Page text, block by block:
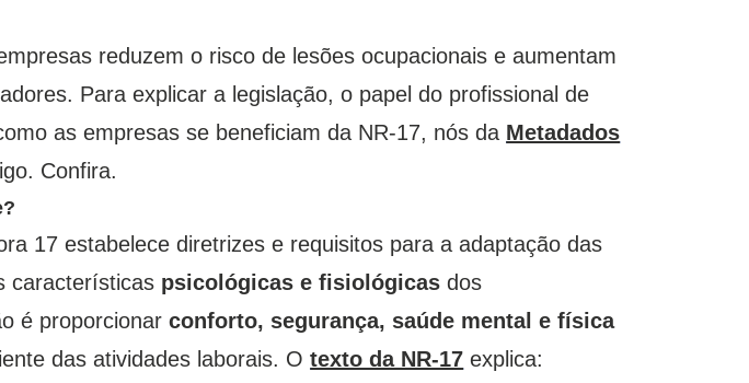
reduzem o risco de lesões ocupacionais e aumentam
Para explicar a legislação, o papel do profissional de
as empresas se beneficiam da NR-17, nós da Metadados
Confira.
17 estabelece diretrizes e requisitos para a adaptação das
características psicológicas e fisiológicas dos
é proporcionarconforto, segurança, saúde mental e física
das atividades laborais. Otexto da NR-17 explica: